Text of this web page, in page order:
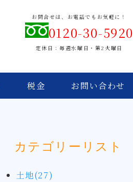
お問合せは、お電話でもお気軽に！
0120-30-5920
定休日：毎週水曜日・第2火曜日
税金 お問い合わせ
カテゴリーリスト
土地(27)